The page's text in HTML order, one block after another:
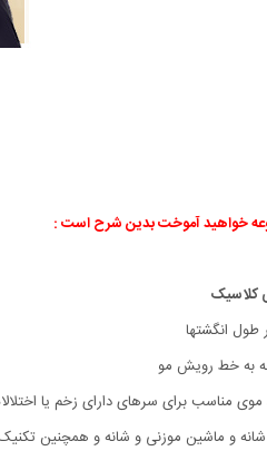
خواهید آموخت بدین شرح است :
کلاسیک